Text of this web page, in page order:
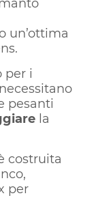
un’ottima
per i
pesanti
la
costruita
per